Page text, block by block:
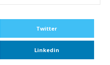
Twitter
Linkedin